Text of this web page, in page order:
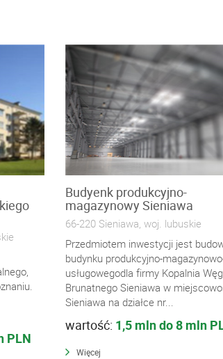
PLN
Budyenk produkcyjno-
magazynowy Sieniawa
66-220 Sieniawa, woj. lubuskie
Przedmiotem inwestycji jest
budynku produkcyjno-
usługowegodla firmy Kopalnia
Brunatnego Sieniawa w
Sieniawa na działce nr...
wartość: 1,5 mln do 8 mln
Więcej